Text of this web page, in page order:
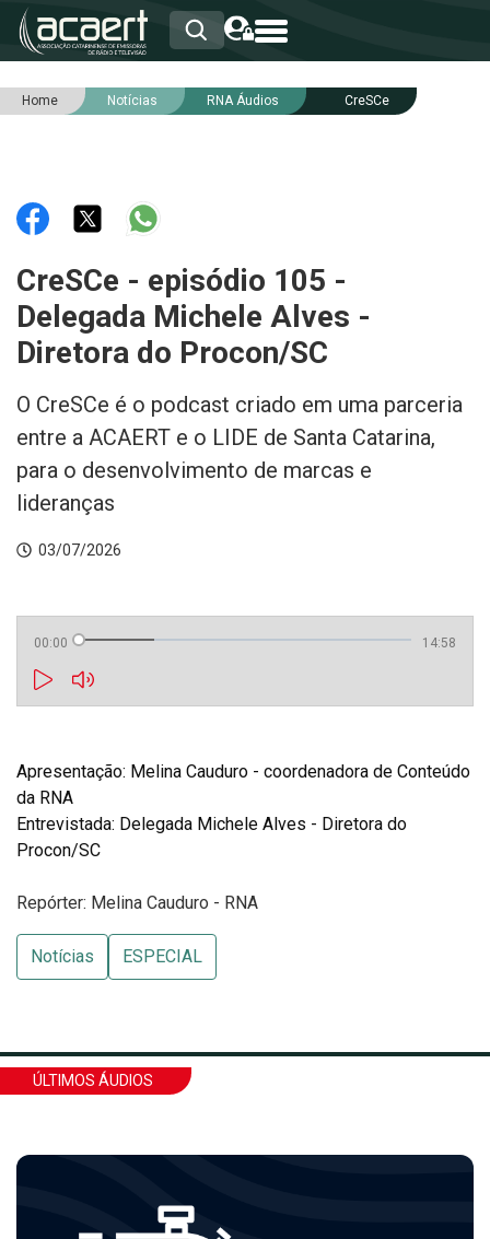
HOME
RNA
NOTÍCIAS
INTEGRIDADE
Home Notícias RNA Áudios CreSCe
CreSCe - episódio 105 -
Delegada Michele Alves -
Diretora do Procon/SC
O CreSCe é o podcast criado em uma parceria
entre a ACAERT e o LIDE de Santa Catarina,
para o desenvolvimento de marcas e
lideranças
03/07/2026
00:00 14:58
Apresentação: Melina Cauduro - coordenadora de Conteúdo
Entrevistada: Delegada Michele Alves - Diretora do
Procon/SC
Repórter: Melina Cauduro - RNA
Notícias ESPECIAL
ÚLTIMOS ÁUDIOS